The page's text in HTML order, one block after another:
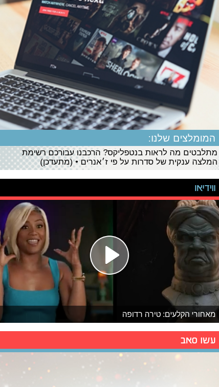
המומלצים שלנו:
מתלבטים מה לראות בנטפליקס? הרכבנו עבורכם רשימת
המלצה ענקית של סדרות על פי ז׳אנרים • (מתעדכן)
ווידיאו
מאחורי הקלעים: טירה רדופה
עשו סאב